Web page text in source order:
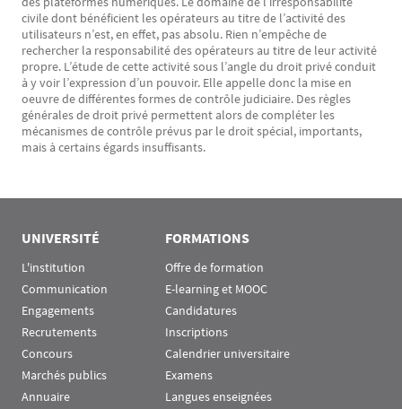
civile dont bénéficient les opérateurs au titre de l’activité des
utilisateurs n’est, en effet, pas absolu. Rien n’empêche de
rechercher la responsabilité des opérateurs au titre de leur activité
propre. L’étude de cette activité sous l’angle du droit privé conduit
à y voir l’expression d’un pouvoir. Elle appelle donc la mise en
oeuvre de différentes formes de contrôle judiciaire. Des règles
générales de droit privé permettent alors de compléter les
mécanismes de contrôle prévus par le droit spécial, importants,
mais à certains égards insuffisants.
UNIVERSITÉ
L'institution
Communication
Engagements
Recrutements
Concours
Marchés publics
Annuaire
FORMATIONS
Offre de formation
E-learning et MOOC
Candidatures
Inscriptions
Calendrier universitaire
Examens
Langues enseignées